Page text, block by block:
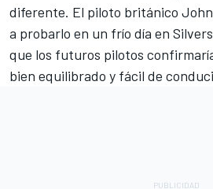
diferente. El piloto británico
a probarlo en un frío día en
que los futuros pilotos
bien equilibrado y fácil de